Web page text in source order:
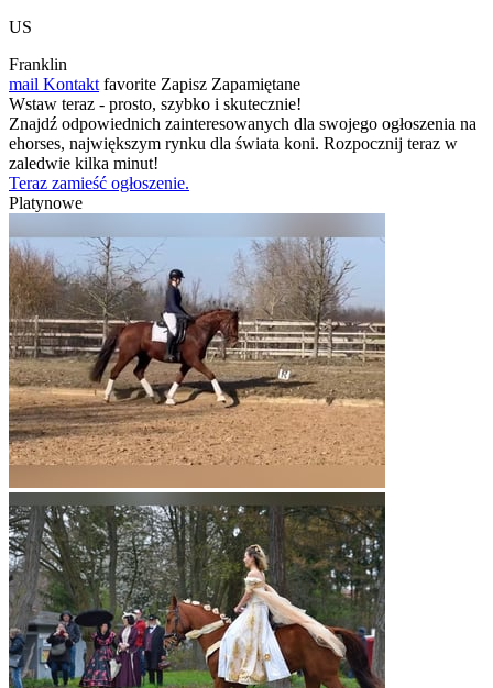
US
Franklin
mail Kontakt favorite Zapisz Zapamiętane
Wstaw teraz - prosto, szybko i skutecznie!
Znajdź odpowiednich zainteresowanych dla swojego ogłoszenia na
ehorses, największym rynku dla świata koni. Rozpocznij teraz w
zaledwie kilka minut!
Teraz zamieść ogłoszenie.
Platynowe